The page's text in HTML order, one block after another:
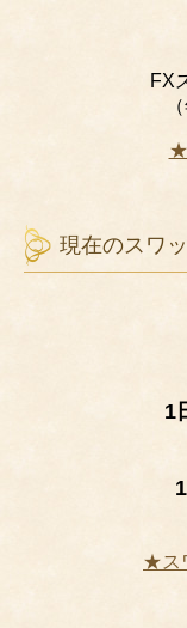
FX
現在のスワ
1
★ス